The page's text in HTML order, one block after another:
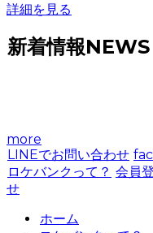
詳細を見る
新着情報NEWS
more
LINEでお問い合わせ
ロケバンクって？ 会員
せ
ホーム